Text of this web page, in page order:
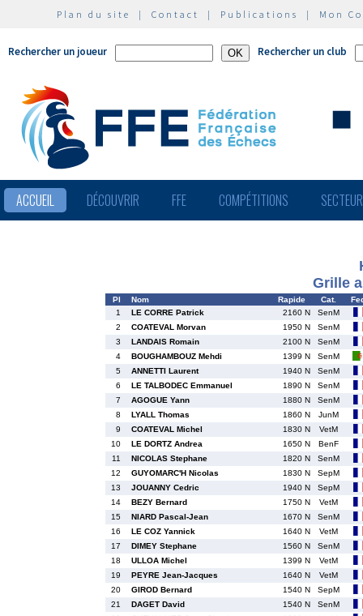
Plan du site | Contact | Publications | Mon
Rechercher un joueur Rechercher un club
ACCUEIL DÉCOUVRIR FFE COMPÉTITIONS
Grille
Pl Nom Rapide Cat.
1
LE CORRE Patrick 2160 N
SenM
2
COATEVAL Morvan 1950 N
SenM
3
LANDAIS Romain 2100 N
SenM
4
BOUGHAMBOUZ Mehdi 1399 N
SenM
5
ANNETTI Laurent 1940 N
SenM
6
LE TALBODEC Emmanuel 1890 N
SenM
7
AGOGUE Yann 1880 N
SenM
8
LYALL Thomas 1860 N
JunM
9
COATEVAL Michel 1830 N
VetM
10
LE DORTZ Andrea 1650 N
BenF
11
NICOLAS Stephane 1820 N
SenM
12
GUYOMARC'H Nicolas 1830 N
SepM
13
JOUANNY Cedric 1940 N
SepM
14
BEZY Bernard 1750 N
VetM
15
NIARD Pascal-Jean 1670 N
SenM
16
LE COZ Yannick 1640 N
VetM
17
DIMEY Stephane 1560 N
SenM
18
ULLOA Michel 1399 N
VetM
19
PEYRE Jean-Jacques 1640 N
VetM
20
GIROD Bernard 1540 N
SepM
21
DAGET David 1540 N
SenM